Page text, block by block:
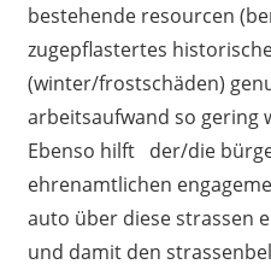
bestehende resourcen
zugepflastertes
(winter/frostschäden)
arbeitsaufwand so gering
Ebenso hilft der/die
ehrenamtlichen
auto über diese strassen
und damit den